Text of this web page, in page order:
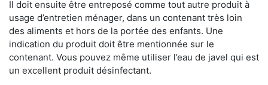
Il doit ensuite être entreposé comme tout autre produit à
usage d’entretien ménager, dans un contenant très loin
des aliments et hors de la portée des enfants. Une
indication du produit doit être mentionnée sur le
contenant. Vous pouvez même utiliser l’eau de javel qui est
un excellent produit désinfectant.